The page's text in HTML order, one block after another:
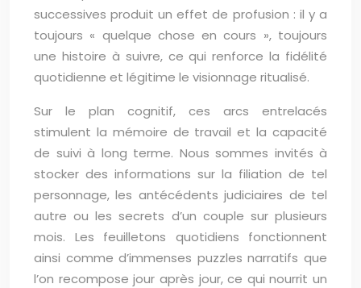
successives produit un effet de profusion : il y a
toujours « quelque chose en cours », toujours
une histoire à suivre, ce qui renforce la fidélité
quotidienne et légitime le visionnage ritualisé.
Sur le plan cognitif, ces arcs entrelacés
stimulent la mémoire de travail et la capacité
de suivi à long terme. Nous sommes invités à
stocker des informations sur la filiation de tel
personnage, les antécédents judiciaires de tel
autre ou les secrets d’un couple sur plusieurs
mois. Les feuilletons quotidiens fonctionnent
ainsi comme d’immenses puzzles narratifs que
l’on recompose jour après jour, ce qui nourrit un